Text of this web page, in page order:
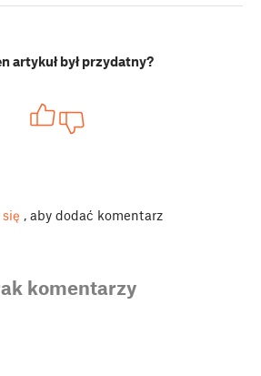
artykuł był przydatny?
, aby dodać komentarz
komentarzy